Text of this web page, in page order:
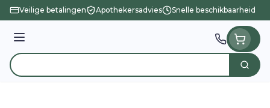
Ga naar de inhoud
Veilige betalingen Apothekersadvies Snelle beschikbaarheid
Menu
Product, merk, categorie... Zoek